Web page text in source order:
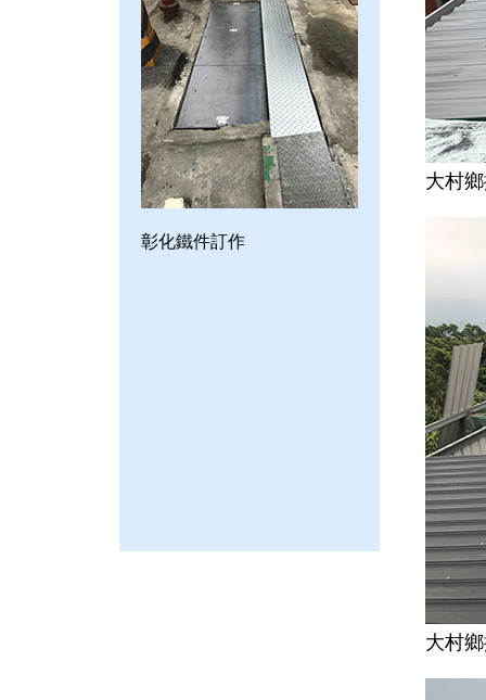
彰化鐵件訂作
大村
大村